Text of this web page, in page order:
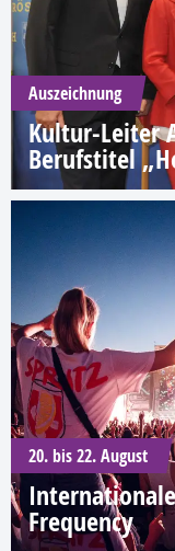
Auszeichnung
Kultur-Leiter
Berufstitel
20. bis 22. August
Frequency